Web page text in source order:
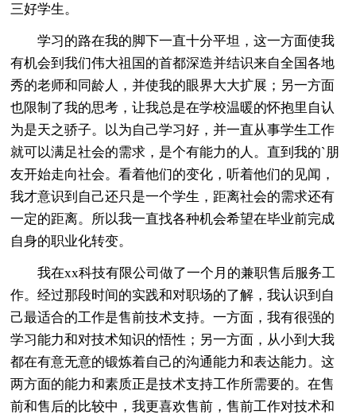
三好学生。
学习的路在我的脚下一直十分平坦，这一方面使我
有机会到我们伟大祖国的首都深造并结识来自全国各地
秀的老师和同龄人，并使我的眼界大大扩展；另一方面
也限制了我的思考，让我总是在学校温暖的怀抱里自认
为是天之骄子。以为自己学习好，并一直从事学生工作
就可以满足社会的需求，是个有能力的人。直到我的`朋
友开始走向社会。看着他们的变化，听着他们的见闻，
我才意识到自己还只是一个学生，距离社会的需求还有
一定的距离。所以我一直找各种机会希望在毕业前完成
自身的职业化转变。
我在xx科技有限公司做了一个月的兼职售后服务工
作。经过那段时间的实践和对职场的了解，我认识到自
己最适合的工作是售前技术支持。一方面，我有很强的
学习能力和对技术知识的悟性；另一方面，从小到大我
都在有意无意的锻炼着自己的沟通能力和表达能力。这
两方面的能力和素质正是技术支持工作所需要的。在售
前和售后的比较中，我更喜欢售前，售前工作对技术和